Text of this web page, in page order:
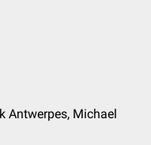
Antwerpes, Michael